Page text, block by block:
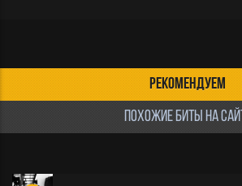
РЕКОМЕНДУЕМ
ПОХОЖИЕ БИТЫ НА